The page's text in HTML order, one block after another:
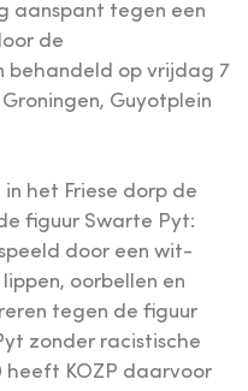
aanspant tegen een
de
behandeld op vrijdag 7
Guyotplein
het Friese dorp de
figuur Swarte Pyt:
door een wit-
oorbellen en
tegen de figuur
zonder racistische
heeft KOZP daarvoor